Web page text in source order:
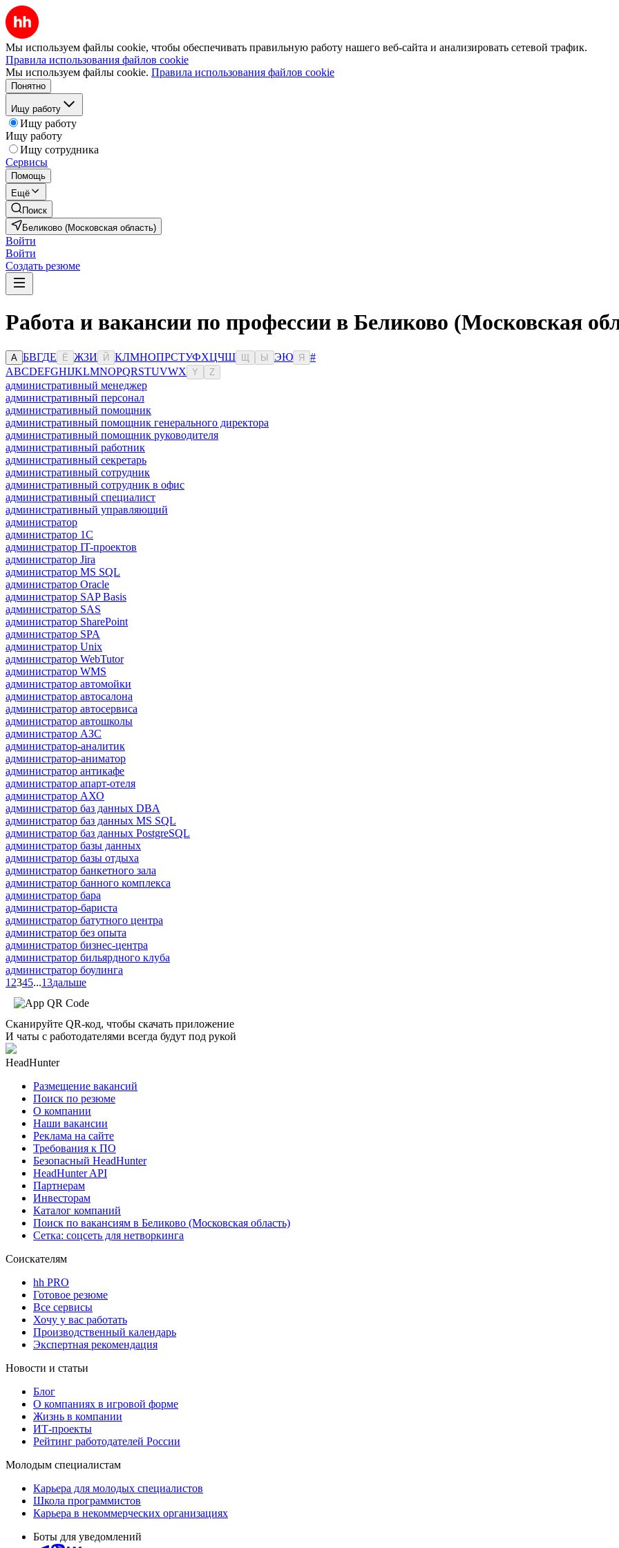
Мы используем файлы cookie, чтобы обеспечивать правильную работу нашего веб-сайта и анализировать сетевой трафик.
Правила использования файлов cookie
Мы используем файлы cookie. Правила использования файлов cookie
Понятно
Ищу работу
Ищу работу
Ищу работу
Ищу сотрудника
Сервисы
Помощь
Ещё
Поиск
Беликово (Московская область)
Войти
Войти
Создать резюме
Работа и вакансии по профессии в Беликово (Московская
А БВГДЕ Ё ЖЗИ Й КЛМНОПРСТУФХЦЧШ Ы ЭЮ Я
#
ABCDEFGHIJKLMNOPQRSTUVWX Y Z
административный менеджер
административный персонал
административный помощник
административный помощник генерального директора
административный помощник руководителя
административный работник
административный секретарь
административный сотрудник
административный сотрудник в офис
административный специалист
административный управляющий
администратор
администратор 1С
администратор IT-проектов
администратор Jira
администратор MS SQL
администратор Oracle
администратор SAP Basis
администратор SAS
администратор SharePoint
администратор SPA
администратор Unix
администратор WebTutor
администратор WMS
администратор автомойки
администратор автосалона
администратор автосервиса
администратор автошколы
администратор АЗС
администратор-аналитик
администратор-аниматор
администратор антикафе
администратор апарт-отеля
администратор АХО
администратор баз данных DBA
администратор баз данных MS SQL
администратор баз данных PostgreSQL
администратор базы данных
администратор базы отдыха
администратор банкетного зала
администратор банного комплекса
администратор бара
администратор-бариста
администратор батутного центра
администратор без опыта
администратор бизнес-центра
администратор бильярдного клуба
администратор боулинга
1 2345...13дальше
Сканируйте QR-код, чтобы скачать приложение
И чаты с работодателями всегда будут под рукой
HeadHunter
Размещение вакансий
Поиск по резюме
О компании
Наши вакансии
Реклама на сайте
Требования к ПО
Безопасный HeadHunter
HeadHunter API
Партнерам
Инвесторам
Каталог компаний
Поиск по вакансиям в Беликово (Московская область)
Сетка: соцсеть для нетворкинга
Соискателям
hh PRO
Готовое резюме
Все сервисы
Хочу у вас работать
Производственный календарь
Экспертная рекомендация
Новости и статьи
Блог
О компаниях в игровой форме
Жизнь в компании
ИТ-проекты
Рейтинг работодателей России
Молодым специалистам
Карьера для молодых специалистов
Школа программистов
Карьера в некоммерческих организациях
Боты для уведомлений